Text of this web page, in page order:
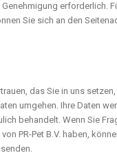
erforderlich.
Sie sich an den
das Sie in uns
umgehen. Ihre Daten
behandelt. Wenn Sie
PR-Pet B.V. haben,
senden.